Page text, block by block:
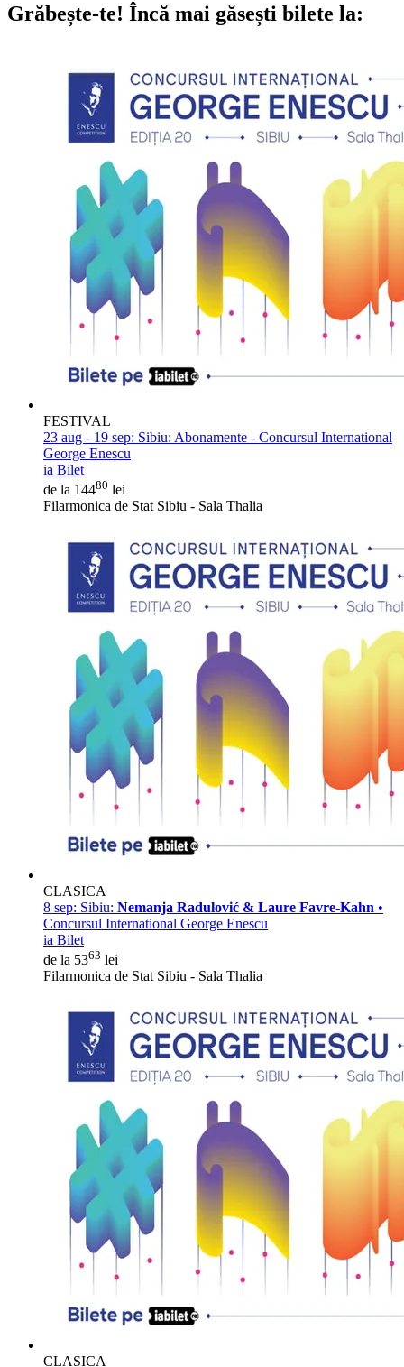
Grăbește-te! Încă mai găsești bilete la:
FESTIVAL
23 aug - 19 sep: Sibiu: Abonamente - Concursul International
George Enescu
ia Bilet
de la 14480 lei
Filarmonica de Stat Sibiu - Sala Thalia
CLASICA
8 sep: Sibiu: Nemanja Radulović & Laure Favre-Kahn •
Concursul International George Enescu
ia Bilet
de la 5363 lei
Filarmonica de Stat Sibiu - Sala Thalia
CLASICA